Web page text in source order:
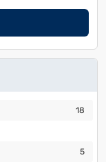
18
5